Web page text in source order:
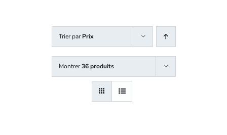
Trier parPrix
Montrer36 produits